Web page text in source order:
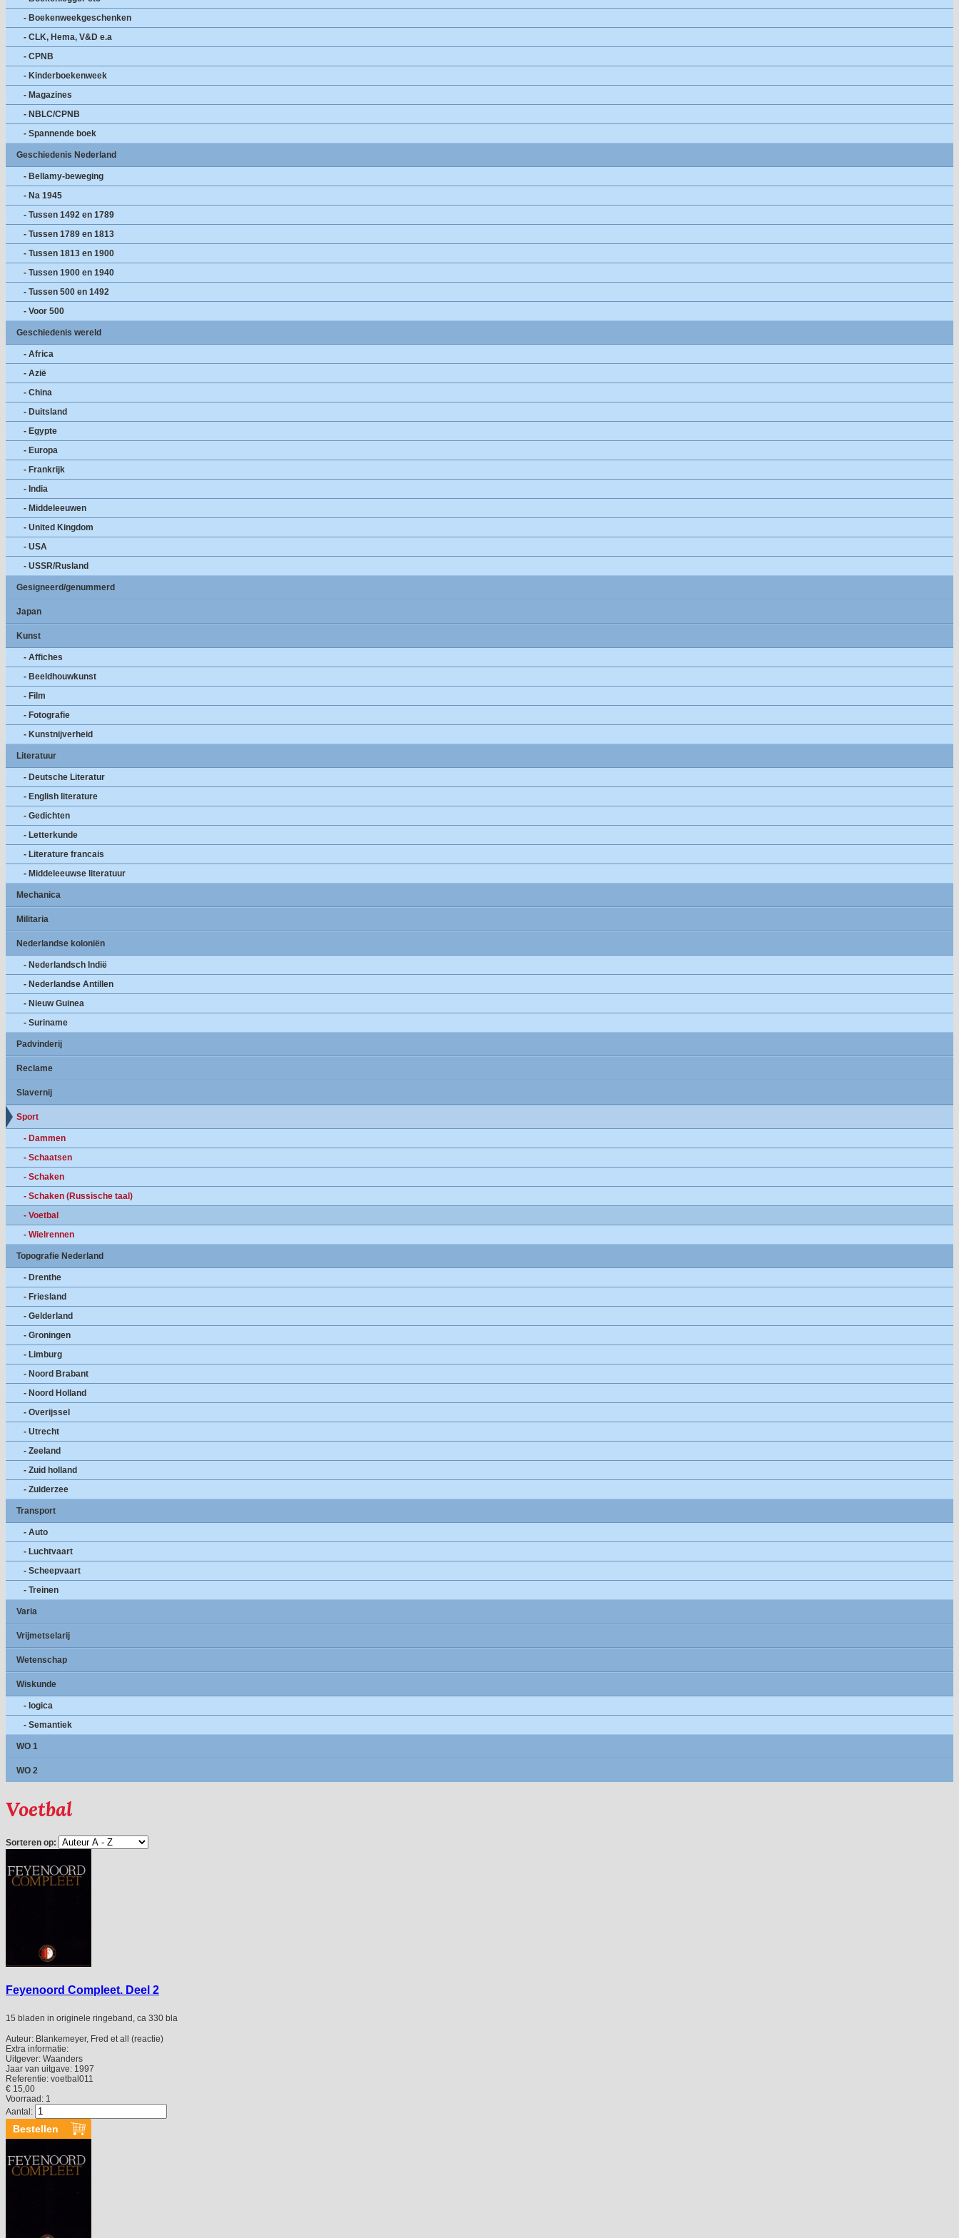
- Boekenweekgeschenken
- CLK, Hema, V&D e.a
- CPNB
- Kinderboekenweek
- Magazines
- NBLC/CPNB
- Spannende boek
Geschiedenis Nederland
- Bellamy-beweging
- Na 1945
- Tussen 1492 en 1789
- Tussen 1789 en 1813
- Tussen 1813 en 1900
- Tussen 1900 en 1940
- Tussen 500 en 1492
- Voor 500
Geschiedenis wereld
- Africa
- Azië
- China
- Duitsland
- Egypte
- Europa
- Frankrijk
- India
- Middeleeuwen
- United Kingdom
- USA
- USSR/Rusland
Gesigneerd/genummerd
Japan
Kunst
- Affiches
- Beeldhouwkunst
- Film
- Fotografie
- Kunstnijverheid
Literatuur
- Deutsche Literatur
- English literature
- Gedichten
- Letterkunde
- Literature francais
- Middeleeuwse literatuur
Mechanica
Militaria
Nederlandse koloniën
- Nederlandsch Indië
- Nederlandse Antillen
- Nieuw Guinea
- Suriname
Padvinderij
Reclame
Slavernij
Sport
- Dammen
- Schaatsen
- Schaken
- Schaken (Russische taal)
- Voetbal
- Wielrennen
Topografie Nederland
- Drenthe
- Friesland
- Gelderland
- Groningen
- Limburg
- Noord Brabant
- Noord Holland
- Overijssel
- Utrecht
- Zeeland
- Zuid holland
- Zuiderzee
Transport
- Auto
- Luchtvaart
- Scheepvaart
- Treinen
Varia
Vrijmetselarij
Wetenschap
Wiskunde
- logica
- Semantiek
WO 1
WO 2
Voetbal
Sorteren op:
Feyenoord Compleet. Deel 2
15 bladen in originele ringeband, ca 330 bla
Auteur: Blankemeyer, Fred et all (reactie)
Extra informatie:
Uitgever: Waanders
Jaar van uitgave: 1997
Referentie: voetbal011
€ 15,00
Voorraad: 1
Aantal: